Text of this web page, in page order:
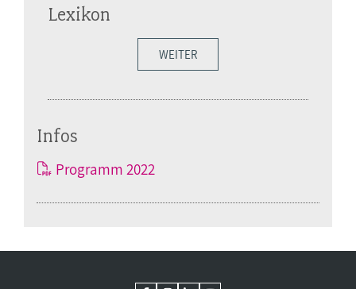
Lexikon
WEITER
Infos
Programm 2022